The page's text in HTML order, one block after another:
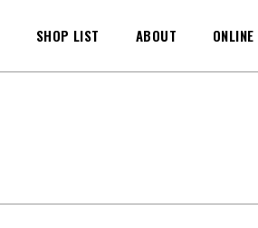
SHOP LIST ABOUT